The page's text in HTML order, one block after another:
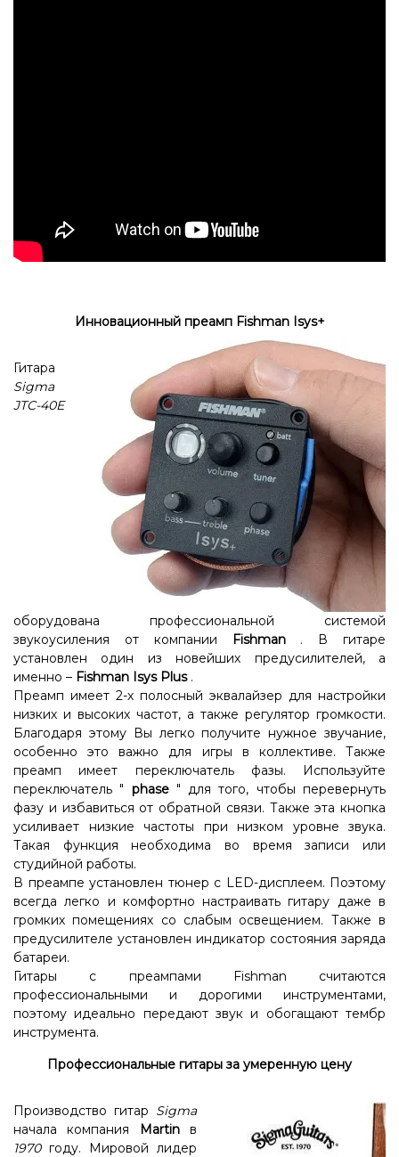
Инновационный преамп Fishman Isys+
Гитара
Sigma
JTC-40E
оборудована профессиональной системой
звукоусиления от компании
Fishman. В гитаре
установлен один из новейших предусилителей, а
именно – Fishman Isys Plus.
Преамп имеет 2-х полосный эквалайзер для настройки
низких и высоких частот, а также регулятор громкости.
Благодаря этому Вы легко получите нужное звучание,
особенно это важно для игры в коллективе. Также
преамп имеет переключатель фазы. Используйте
переключатель " phase" для того, чтобы перевернуть
фазу и избавиться от обратной связи. Также эта кнопка
усиливает низкие частоты при низком уровне звука.
Такая функция необходима во время записи или
студийной работы.
В преампе установлен тюнер с LED-дисплеем. Поэтому
всегда легко и комфортно настраивать гитару даже в
громких помещениях со слабым освещением. Также в
предусилителе установлен индикатор состояния заряда
батареи.
Гитары с преампами Fishman считаются
профессиональными и дорогими инструментами,
поэтому идеально передают звук и обогащают тембр
инструмента.
Профессиональные гитары за умеренную цену
Производство гитар Sigma
начала компания
Martinв
1970году. Мировой лидер